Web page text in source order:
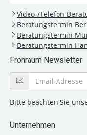
Video-/Telefon-
Beratungstermin
Beratungstermin
Beratungstermin
Frohraum Newsletter
Bitte beachten Sie
Unternehmen